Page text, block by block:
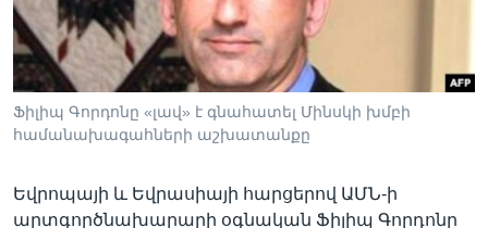
Լեզուներ
Ֆիլիպ Գորդոնը «լավ» է գնահատել Մինսկի խմբի
համանախագահների աշխատանքը
Եվրոպայի և Եվրասիայի հարցերով ԱՄՆ-ի
արտգործնախարարի օգնական Ֆիլիպ Գորդոնը